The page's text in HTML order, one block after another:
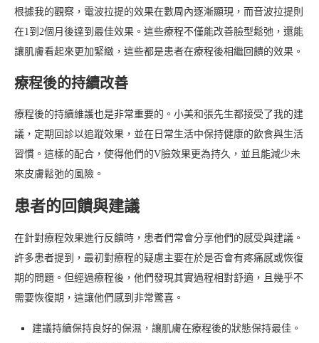
根據我的觀察，電波拉提的效果在數周內逐漸顯現，而音波拉提則
在1到2個月後達到最佳效果。這些療程不僅能改善臉型鬆弛，還能
讓肌膚看起來更加緊緻，這些都是患者在療程後相繼回饋的效果。
療程後的持續改善
療程後的持續維護也是非常重要的。小美和張先生都接受了我的建
議，定期回診以追蹤效果，並在日常生活中保持健康的飲食與生活
習慣。這樣的配合，使得他們的V臉效果更為持久，並且能減少未
來皮膚鬆弛的風險。
患者的回饋與建議
在針對療程效果進行反饋時，患者們常會分享他們的感受與建議。
許多患者提到，最初對療程的疑慮主要在於是否會有疼痛感或恢復
期的問題。但經過療程後，他們發現其實過程相對舒適，且幾乎不
需要恢復期，這讓他們感到非常驚喜。
建議持續保持良好的保濕，讓肌膚在療程後的狀態保持最佳。